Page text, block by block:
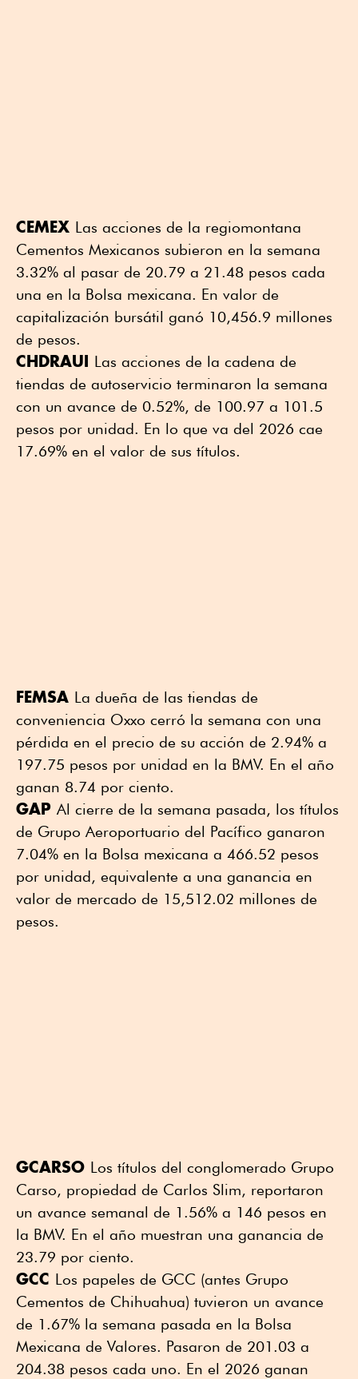
CEMEX Las acciones de la regiomontana
Cementos Mexicanos subieron en la semana
3.32% al pasar de 20.79 a 21.48 pesos cada
una en la Bolsa mexicana. En valor de
capitalización bursátil ganó 10,456.9 millones
de pesos.
CHDRAUI Las acciones de la cadena de
tiendas de autoservicio terminaron la semana
con un avance de 0.52%, de 100.97 a 101.5
pesos por unidad. En lo que va del 2026 cae
17.69% en el valor de sus títulos.
FEMSA La dueña de las tiendas de
conveniencia Oxxo cerró la semana con una
pérdida en el precio de su acción de 2.94% a
197.75 pesos por unidad en la BMV. En el año
ganan 8.74 por ciento.
GAP Al cierre de la semana pasada, los títulos
de Grupo Aeroportuario del Pacífico ganaron
7.04% en la Bolsa mexicana a 466.52 pesos
por unidad, equivalente a una ganancia en
valor de mercado de 15,512.02 millones de
pesos.
GCARSO Los títulos del conglomerado Grupo
Carso, propiedad de Carlos Slim, reportaron
un avance semanal de 1.56% a 146 pesos en
la BMV. En el año muestran una ganancia de
23.79 por ciento.
GCC Los papeles de GCC (antes Grupo
Cementos de Chihuahua) tuvieron un avance
de 1.67% la semana pasada en la Bolsa
Mexicana de Valores. Pasaron de 201.03 a
204.38 pesos cada uno. En el 2026 ganan